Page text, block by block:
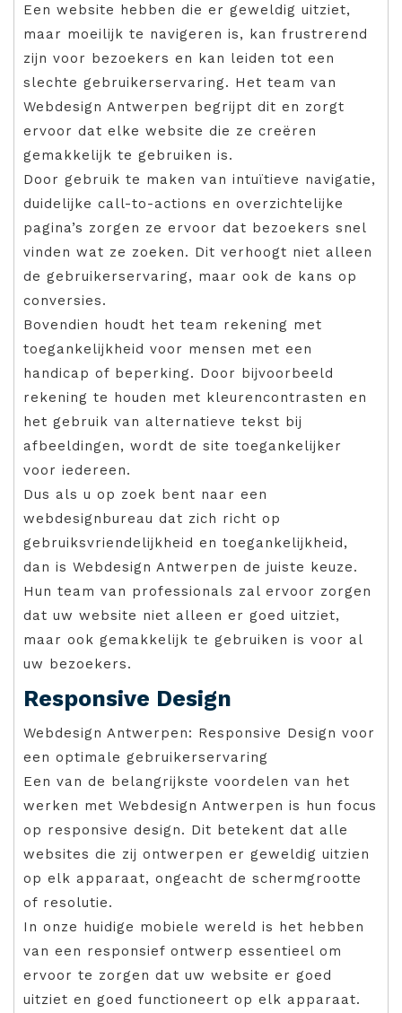
Een website hebben die er geweldig uitziet,
maar moeilijk te navigeren is, kan frustrerend
zijn voor bezoekers en kan leiden tot een
slechte gebruikerservaring. Het team van
Webdesign Antwerpen begrijpt dit en zorgt
ervoor dat elke website die ze creëren
gemakkelijk te gebruiken is.
Door gebruik te maken van intuïtieve navigatie,
duidelijke call-to-actions en overzichtelijke
pagina’s zorgen ze ervoor dat bezoekers snel
vinden wat ze zoeken. Dit verhoogt niet alleen
de gebruikerservaring, maar ook de kans op
conversies.
Bovendien houdt het team rekening met
toegankelijkheid voor mensen met een
handicap of beperking. Door bijvoorbeeld
rekening te houden met kleurencontrasten en
het gebruik van alternatieve tekst bij
afbeeldingen, wordt de site toegankelijker
voor iedereen.
Dus als u op zoek bent naar een
webdesignbureau dat zich richt op
gebruiksvriendelijkheid en toegankelijkheid,
dan is Webdesign Antwerpen de juiste keuze.
Hun team van professionals zal ervoor zorgen
dat uw website niet alleen er goed uitziet,
maar ook gemakkelijk te gebruiken is voor al
uw bezoekers.
Responsive Design
Webdesign Antwerpen: Responsive Design voor
een optimale gebruikerservaring
Een van de belangrijkste voordelen van het
werken met Webdesign Antwerpen is hun focus
op responsive design. Dit betekent dat alle
websites die zij ontwerpen er geweldig uitzien
op elk apparaat, ongeacht de schermgrootte
of resolutie.
In onze huidige mobiele wereld is het hebben
van een responsief ontwerp essentieel om
ervoor te zorgen dat uw website er goed
uitziet en goed functioneert op elk apparaat.